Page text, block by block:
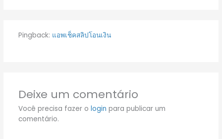
Pingback: แอพเช็คสลิปโอนเงิน
Deixe um comentário
Você precisa fazer o login para publicar um
comentário.